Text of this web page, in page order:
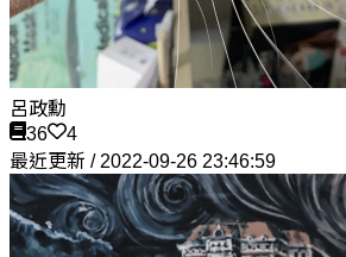
呂政勳
36
4
最近更新 / 2022-09-26 23:46:59